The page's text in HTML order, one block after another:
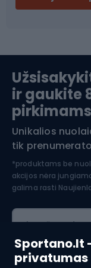
Sportano.lt
privatumas
Slidinėjimas
Apranga
Šiaurietiškas
ir gaukite
Unikalios
tik
*produktams be
akcijos nėra
galima rasti
El. pašto